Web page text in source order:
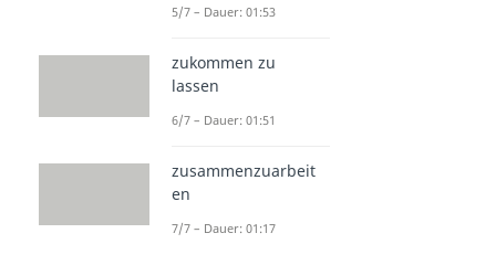
5/7 – Dauer: 01:53
zukommen zu
lassen
6/7 – Dauer: 01:51
zusammenzuarbeit
en
7/7 – Dauer: 01:17